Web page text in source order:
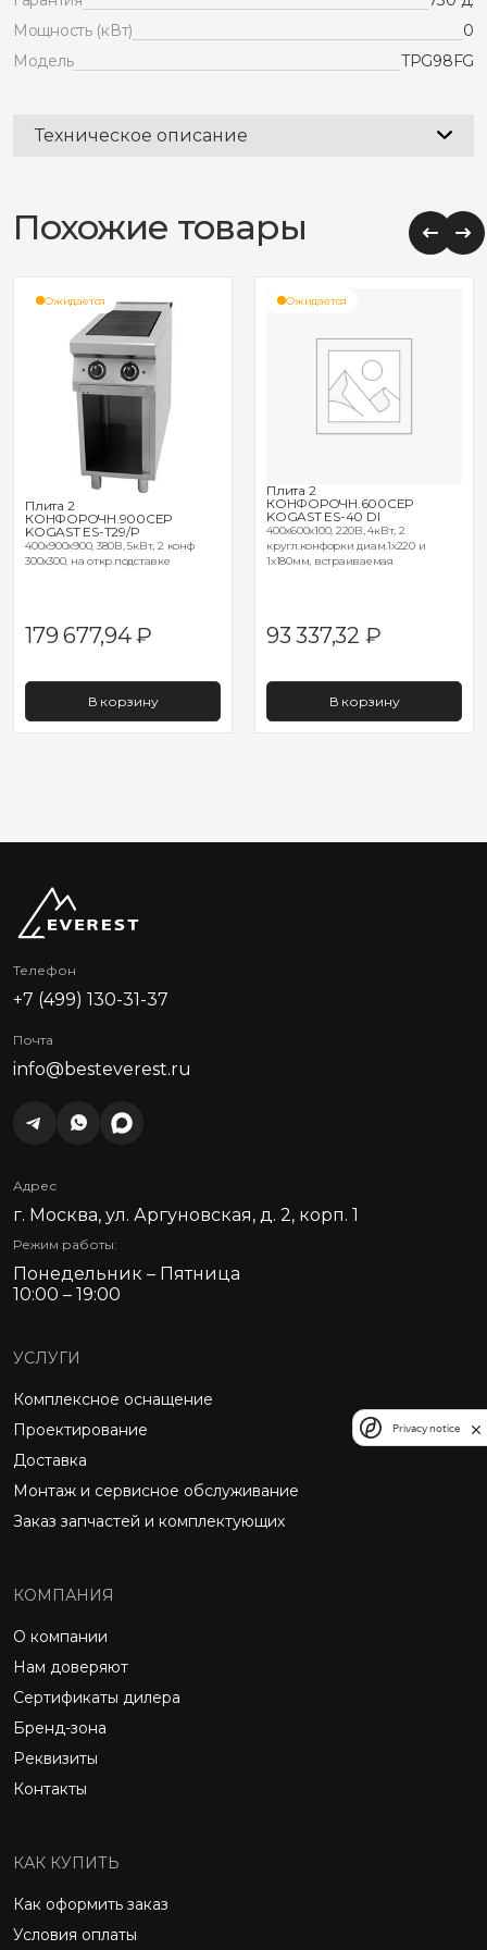
Мощность (кВт)
0
Модель
TPG98FG
Техническое описание
Похожие товары
Ожидается
Плита 2
КОНФОРОЧН.900СЕР
KOGAST ES-T29/P
400x900x900, 380В, 5кВт, 2 конф
300x300, на откр.подставке
179 677,94₽
В корзину
Ожидается
Плита 2
КОНФОРОЧН.600СЕР
KOGAST ES-40 DI
400x600x100, 220В, 4кВт, 2
кругл.конфорки диам.1х220 и
1х180мм, встраиваемая
93 337,32 ₽
В корзину
Телефон
+7 (499) 130-31-37
Почта
info@besteverest.ru
Адрес
г. Москва, ул. Аргуновская, д. 2, корп. 1
Режим работы:
Понедельник – Пятница
10:00 – 19:00
УСЛУГИ
Комплексное оснащение
Проектирование
Доставка
Монтаж и сервисное обслуживание
Заказ запчастей и комплектующих
КОМПАНИЯ
О компании
Нам доверяют
Сертификаты дилера
Бренд-зона
Реквизиты
Контакты
КАК КУПИТЬ
Как оформить заказ
Условия оплаты
Privacy notice